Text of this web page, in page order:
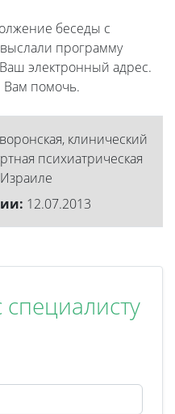
беседы с
программу
электронный адрес.
помочь.
клинический
психиатрическая
12.07.2013